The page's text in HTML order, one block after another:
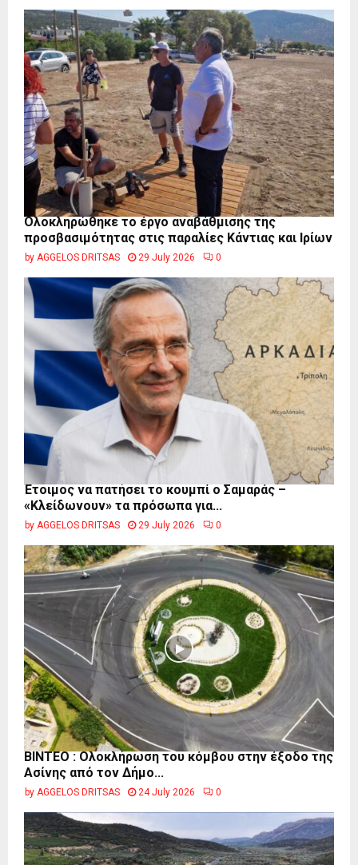
Ολοκληρώθηκε το έργο αναβάθμισης της
προσβασιμότητας στις παραλίες Κάντιας και Ιρίων
by AGGELOS DRITSAS 29 July 2026 0
Έτοιμος να πατήσει το κουμπί ο Σαμαράς –
«Κλείδωνουν» τα πρόσωπα για...
by AGGELOS DRITSAS 29 July 2026 0
ΒΙΝΤΕΟ : Ολοκλήρωση του κόμβου στην έξοδο της
Ασίνης από τον Δήμο...
by AGGELOS DRITSAS 24 July 2026 0